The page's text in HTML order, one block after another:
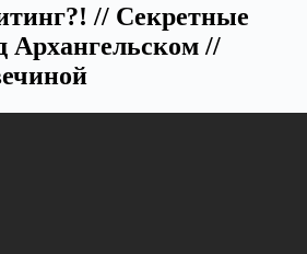
// Секретные
Архангельском //